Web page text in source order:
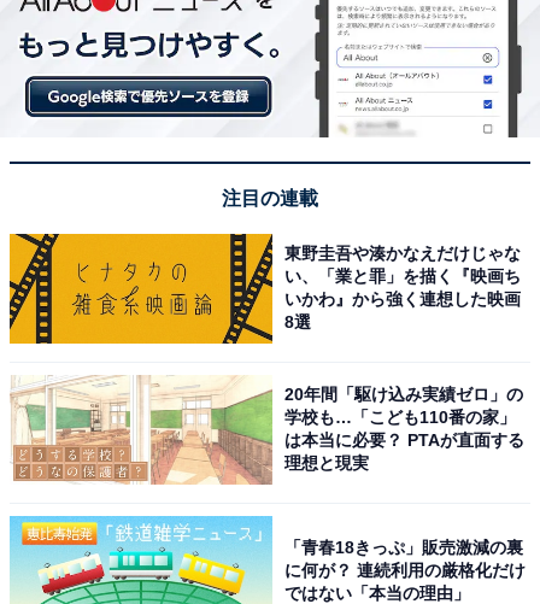
注目の連載
東野圭吾や湊かなえだけじゃな
い、「業と罪」を描く『映画ち
いかわ』から強く連想した映画
8選
20年間「駆け込み実績ゼロ」の
学校も…「こども110番の家」
は本当に必要？ PTAが直面する
理想と現実
「青春18きっぷ」販売激減の裏
に何が？ 連続利用の厳格化だけ
ではない「本当の理由」